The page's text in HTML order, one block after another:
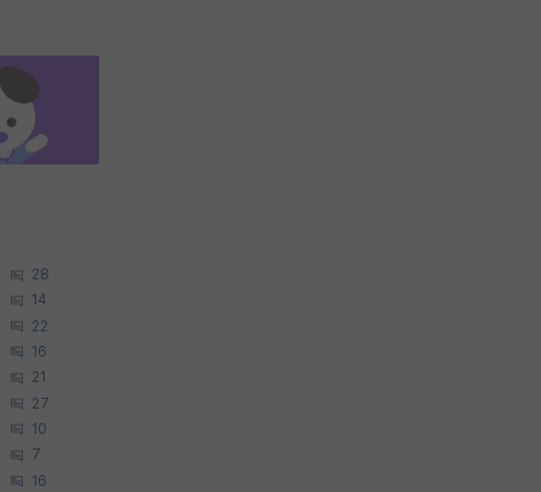
28
14
22
16
21
27
10
7
16